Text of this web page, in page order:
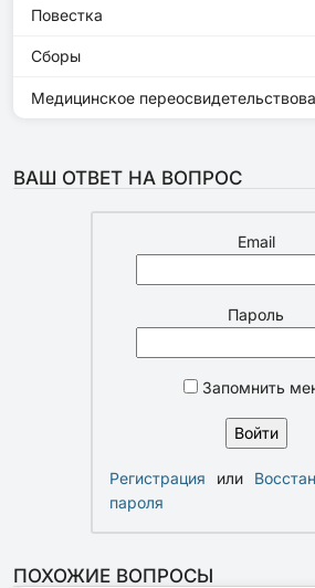
Повестка
Сборы
Медицинское
ВАШ ОТВЕТ НА ВОПРОС
Email
Пароль
Запомнить
Регистрация или
пароля
ПОХОЖИЕ ВОПРОСЫ